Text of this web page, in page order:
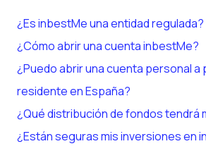
¿Es inbestMe una entidad regulada?
¿Cómo abrir una cuenta inbestMe?
¿Puedo abrir una cuenta personal a
residente en España?
¿Qué distribución de fondos tendrá
¿Están seguras mis inversiones en